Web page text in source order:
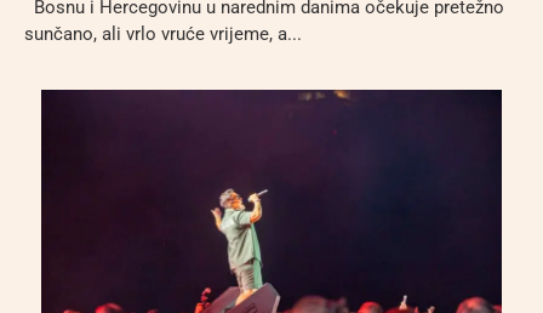
Bosnu i Hercegovinu u narednim danima očekuje pretežno
sunčano, ali vrlo vruće vrijeme, a...